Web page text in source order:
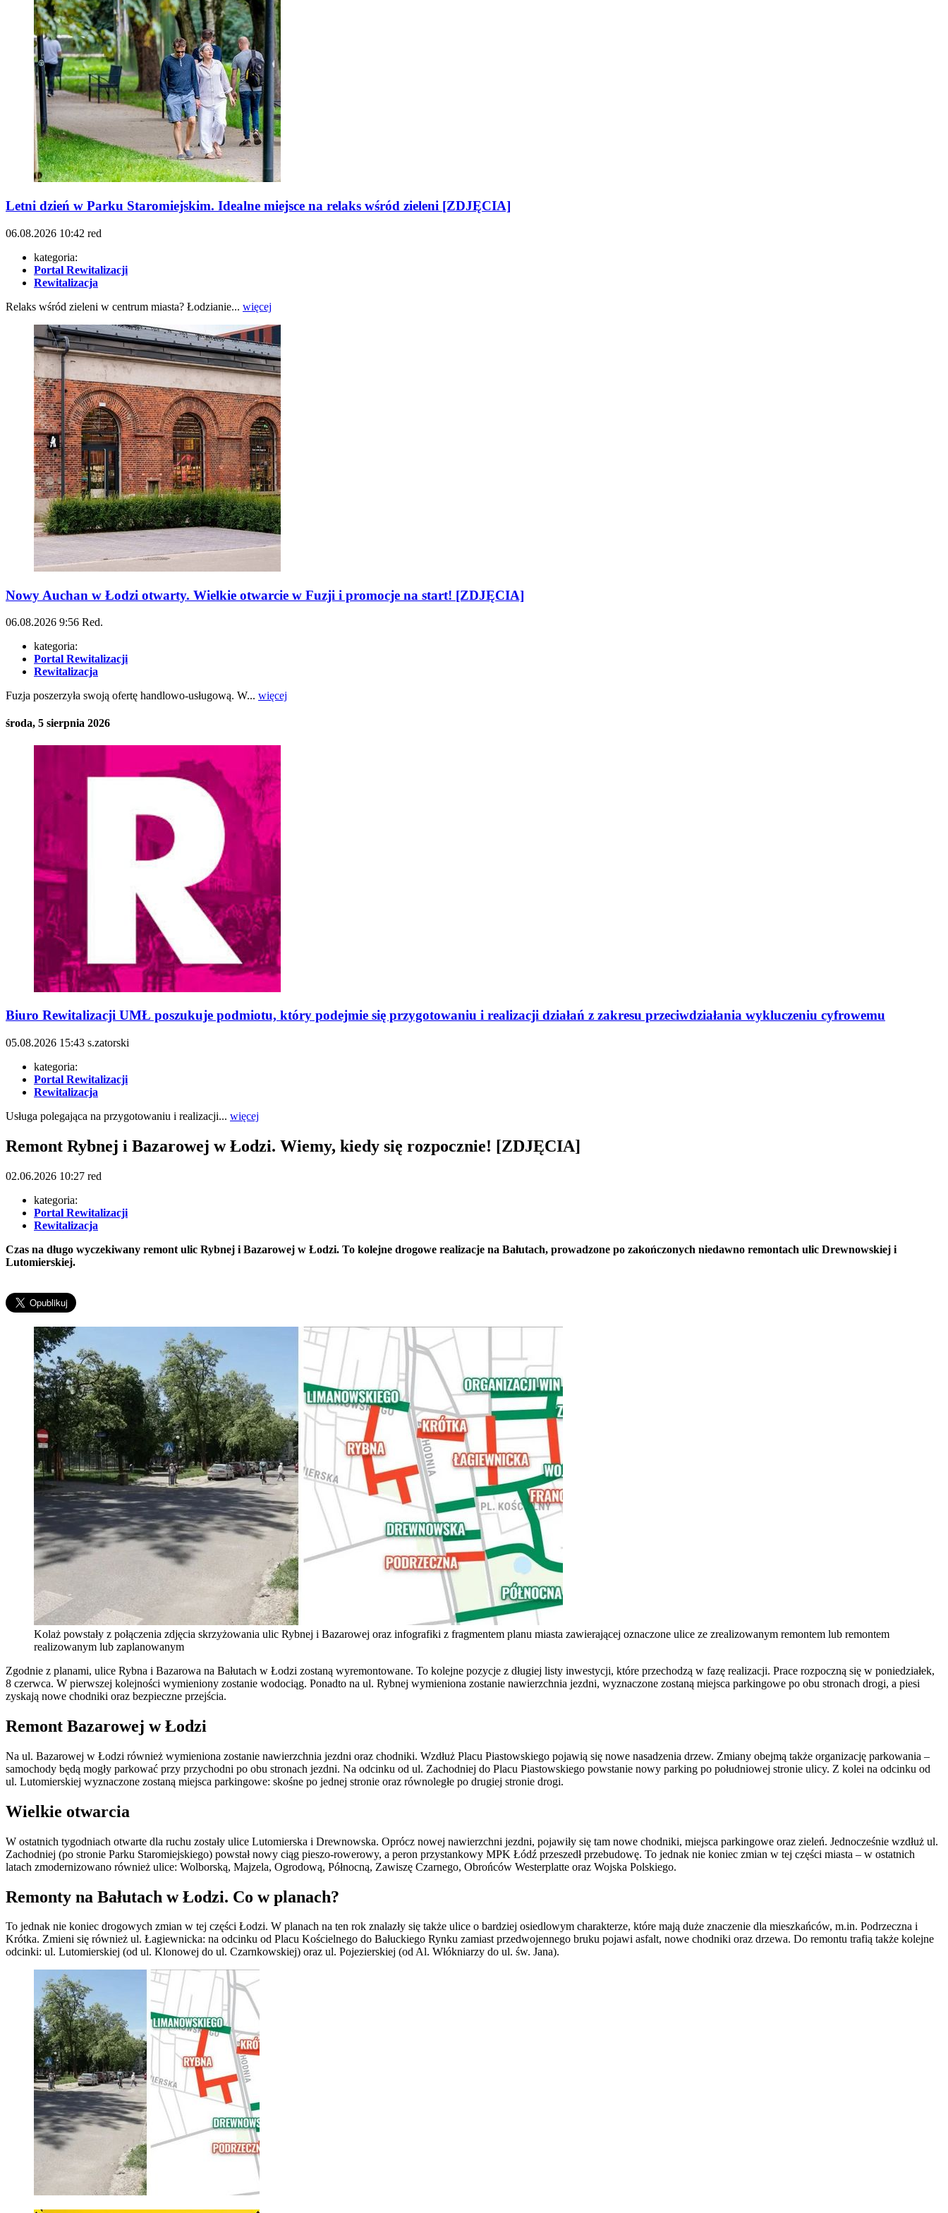
Letni dzień w Parku Staromiejskim. Idealne miejsce na relaks wśród zieleni [ZDJĘCIA]
06.08.2026 10:42 red
kategoria:
Portal Rewitalizacji
Rewitalizacja
Relaks wśród zieleni w centrum miasta? Łodzianie... więcej
Nowy Auchan w Łodzi otwarty. Wielkie otwarcie w Fuzji i promocje na start! [ZDJĘCIA]
06.08.2026 9:56 Red.
kategoria:
Portal Rewitalizacji
Rewitalizacja
Fuzja poszerzyła swoją ofertę handlowo-usługową. W... więcej
środa, 5 sierpnia 2026
Biuro Rewitalizacji UMŁ poszukuje podmiotu, który podejmie się przygotowaniu i realizacji działań z zakresu przeciwdziałania wykluczeniu cyfrowemu
05.08.2026 15:43 s.zatorski
kategoria:
Portal Rewitalizacji
Rewitalizacja
Usługa polegająca na przygotowaniu i realizacji... więcej
Remont Rybnej i Bazarowej w Łodzi. Wiemy, kiedy się rozpocznie! [ZDJĘCIA]
02.06.2026 10:27 red
kategoria:
Portal Rewitalizacji
Rewitalizacja
Czas na długo wyczekiwany remont ulic Rybnej i Bazarowej w Łodzi. To kolejne drogowe realizacje na Bałutach, prowadzone po zakończonych niedawno remontach ulic Drewnowskiej i
Lutomierskiej.
Kolaż powstały z połączenia zdjęcia skrzyżowania ulic Rybnej i Bazarowej oraz infografiki z fragmentem planu miasta zawierającej oznaczone ulice ze zrealizowanym remontem lub remontem
realizowanym lub zaplanowanym
Zgodnie z planami, ulice Rybna i Bazarowa na Bałutach w Łodzi zostaną wyremontowane. To kolejne pozycje z długiej listy inwestycji, które przechodzą w fazę realizacji. Prace rozpoczną się w poniedziałek,
8 czerwca. W pierwszej kolejności wymieniony zostanie wodociąg. Ponadto na ul. Rybnej wymieniona zostanie nawierzchnia jezdni, wyznaczone zostaną miejsca parkingowe po obu stronach drogi, a piesi
zyskają nowe chodniki oraz bezpieczne przejścia.
Remont Bazarowej w Łodzi
Na ul. Bazarowej w Łodzi również wymieniona zostanie nawierzchnia jezdni oraz chodniki. Wzdłuż Placu Piastowskiego pojawią się nowe nasadzenia drzew. Zmiany obejmą także organizację parkowania –
samochody będą mogły parkować przy przychodni po obu stronach jezdni. Na odcinku od ul. Zachodniej do Placu Piastowskiego powstanie nowy parking po południowej stronie ulicy. Z kolei na odcinku od
ul. Lutomierskiej wyznaczone zostaną miejsca parkingowe: skośne po jednej stronie oraz równoległe po drugiej stronie drogi.
Wielkie otwarcia
W ostatnich tygodniach otwarte dla ruchu zostały ulice Lutomierska i Drewnowska. Oprócz nowej nawierzchni jezdni, pojawiły się tam nowe chodniki, miejsca parkingowe oraz zieleń. Jednocześnie wzdłuż ul.
Zachodniej (po stronie Parku Staromiejskiego) powstał nowy ciąg pieszo-rowerowy, a peron przystankowy MPK Łódź przeszedł przebudowę. To jednak nie koniec zmian w tej części miasta – w ostatnich
latach zmodernizowano również ulice: Wolborską, Majzela, Ogrodową, Północną, Zawiszę Czarnego, Obrońców Westerplatte oraz Wojska Polskiego.
Remonty na Bałutach w Łodzi. Co w planach?
To jednak nie koniec drogowych zmian w tej części Łodzi. W planach na ten rok znalazły się także ulice o bardziej osiedlowym charakterze, które mają duże znaczenie dla mieszkańców, m.in. Podrzeczna i
Krótka. Zmieni się również ul. Łagiewnicka: na odcinku od Placu Kościelnego do Bałuckiego Rynku zamiast przedwojennego bruku pojawi asfalt, nowe chodniki oraz drzewa. Do remontu trafią także kolejne
odcinki: ul. Lutomierskiej (od ul. Klonowej do ul. Czarnkowskiej) oraz ul. Pojezierskiej (od Al. Włókniarzy do ul. św. Jana).